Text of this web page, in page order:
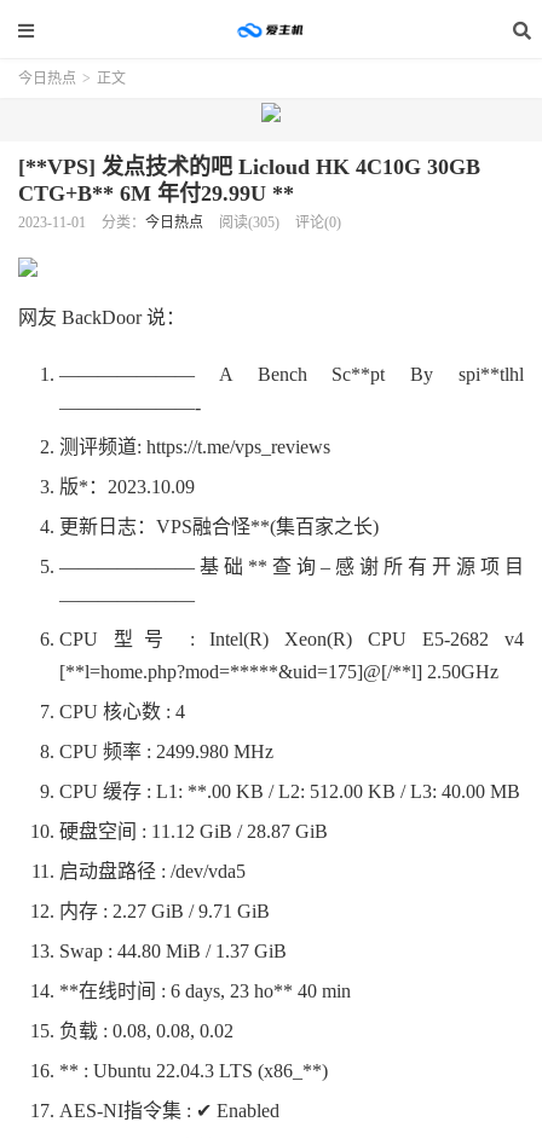
今日热点 > 正文
[**VPS] 发点技术的吧 Licloud HK 4C10G 30GB
CTG+B** 6M 年付29.99U **
2023-11-01 分类： 今日热点 阅读(305) 评论(0)
网友 BackDoor 说：
——————— A Bench Sc**pt By spi**tlhl
———————-
测评频道: https://t.me/vps_reviews
版*：2023.10.09
更新日志：VPS融合怪**(集百家之长)
———————基础**查询–感谢所有开源项目
———————
CPU 型号 : Intel(R) Xeon(R) CPU E5-2682 v4
[**l=home.php?mod=*****&uid=175]@[/**l] 2.50GHz
CPU 核心数 : 4
CPU 频率 : 2499.980 MHz
CPU 缓存 : L1: **.00 KB / L2: 512.00 KB / L3: 40.00 MB
硬盘空间 : 11.12 GiB / 28.87 GiB
启动盘路径 : /dev/vda5
内存 : 2.27 GiB / 9.71 GiB
Swap : 44.80 MiB / 1.37 GiB
**在线时间 : 6 days, 23 ho** 40 min
负载 : 0.08, 0.08, 0.02
** : Ubuntu 22.04.3 LTS (x86_**)
AES-NI指令集 : ✔ Enabled